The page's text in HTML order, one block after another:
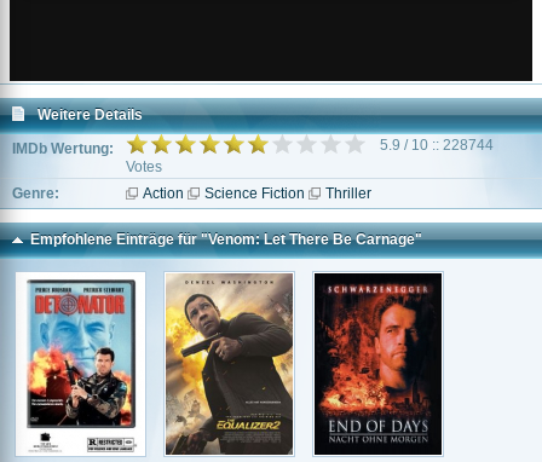
Weitere Details
IMDb Wertung:
5.9 / 10 :: 228744
Votes
Genre:
Action Science Fiction Thriller
Empfohlene Einträge für "Venom: Let There Be Carnage"